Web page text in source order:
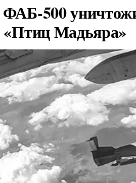
500
«Птиц Мадьяра»